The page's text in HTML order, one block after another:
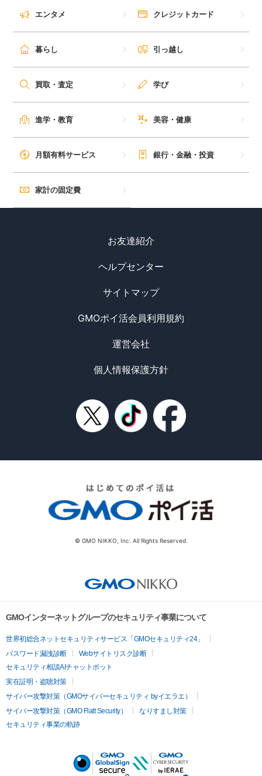
エンタメ クレジットカード
暮らし 引っ越し
買取・査定 学び
進学・教育 美容・健康
月額有料サービス 銀行・金融・投資
家計の固定費
お友達紹介
ヘルプセンター
サイトマップ
GMOポイ活会員利用規約
運営会社
個人情報保護方針
© GMO NIKKO, Inc. All Rights Reserved.
GMOインターネットグループのセキュリティ事業について
世界初総合ネットセキュリティサービス「GMOセキュリティ24」
パスワード漏洩診断
Webサイトリスク診断
セキュリティ相談AIチャットボット
実在証明・盗聴対策
サイバー攻撃対策（GMOサイバーセキュリティ byイエラエ）
サイバー攻撃対策（GMO Flatt Security）
なりすまし対策
セキュリティ事業の軌跡